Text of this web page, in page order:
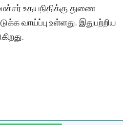
உதயநிதிக்கு துணை
வாய்ப்பு உள்ளது. இதுபற்றிய